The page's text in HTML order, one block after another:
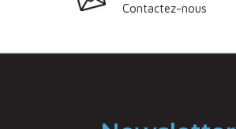
Contactez-nous